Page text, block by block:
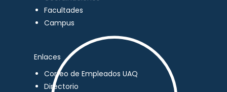
Facultades
Campus
Enlaces
Correo de Empleados UAQ
Directorio